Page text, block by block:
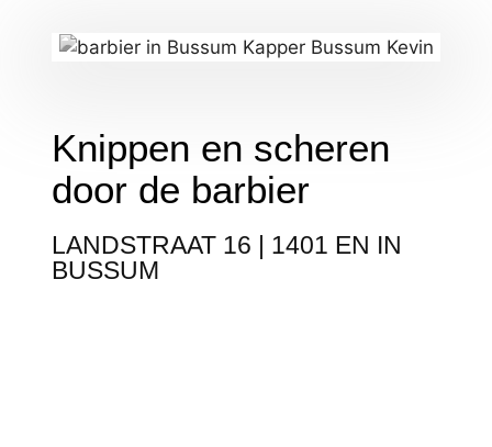
Knippen en scheren
door de barbier
LANDSTRAAT 16 | 1401 EN IN
BUSSUM